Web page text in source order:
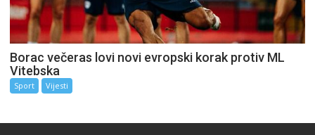
Borac večeras lovi novi evropski korak protiv ML
Vitebska
Sport Vijesti